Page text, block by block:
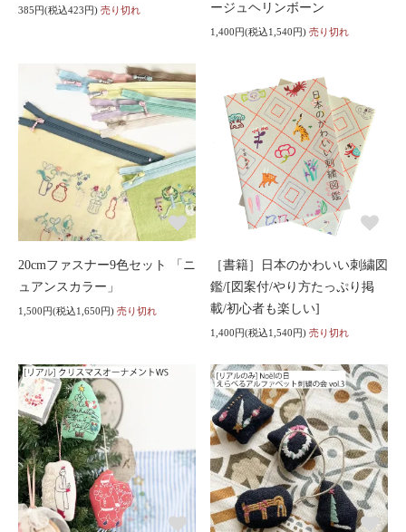
385円(税込423円) 売り切れ
ージュヘリンボーン
1,400円(税込1,540円) 売り切れ
20cmファスナー9色セット 「ニ
ュアンスカラー」
1,500円(税込1,650円) 売り切れ
［書籍］日本のかわいい刺繍図
鑑/[図案付/やり方たっぷり掲
載/初心者も楽しい]
1,400円(税込1,540円) 売り切れ